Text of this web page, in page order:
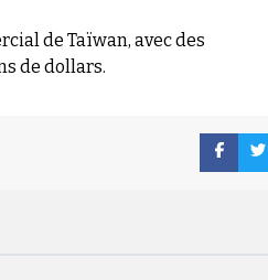
de Taïwan, avec des
de dollars.